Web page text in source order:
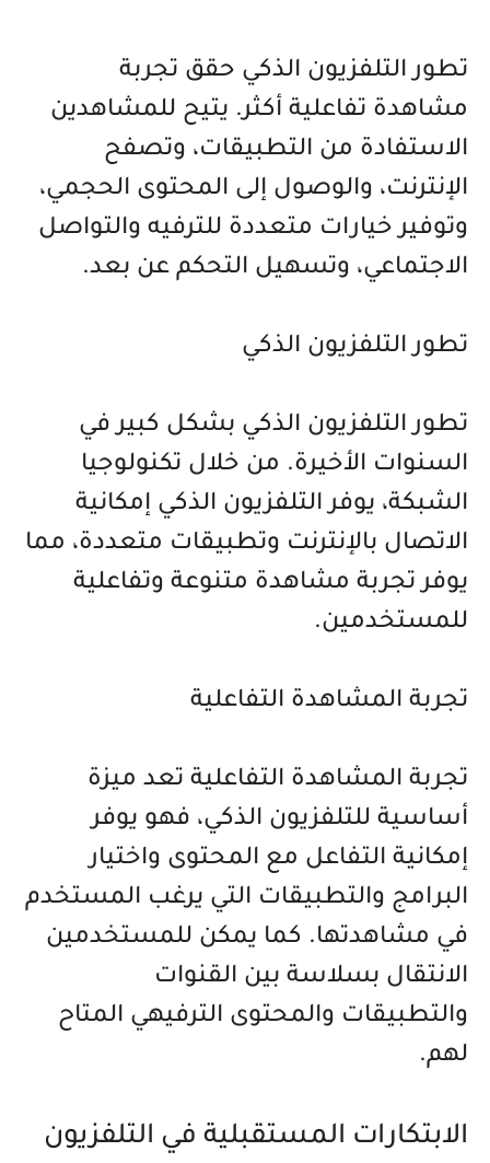
تطور التلفزيون الذكي حقق تجربة
مشاهدة تفاعلية أكثر. يتيح للمشاهدين
الاستفادة من التطبيقات، وتصفح
الإنترنت، والوصول إلى المحتوى الحجمي،
وتوفير خيارات متعددة للترفيه والتواصل
الاجتماعي، وتسهيل التحكم عن بعد.
تطور التلفزيون الذكي
تطور التلفزيون الذكي بشكل كبير في
السنوات الأخيرة. من خلال تكنولوجيا
الشبكة، يوفر التلفزيون الذكي إمكانية
الاتصال بالإنترنت وتطبيقات متعددة، مما
يوفر تجربة مشاهدة متنوعة وتفاعلية
للمستخدمين.
تجربة المشاهدة التفاعلية
تجربة المشاهدة التفاعلية تعد ميزة
أساسية للتلفزيون الذكي، فهو يوفر
إمكانية التفاعل مع المحتوى واختيار
البرامج والتطبيقات التي يرغب المستخدم
في مشاهدتها. كما يمكن للمستخدمين
الانتقال بسلاسة بين القنوات
والتطبيقات والمحتوى الترفيهي المتاح
لهم.
الابتكارات المستقبلية في التلفزيون